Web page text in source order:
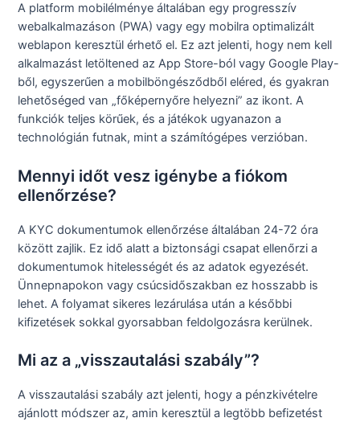
A platform mobilélménye általában egy progresszív
webalkalmazáson (PWA) vagy egy mobilra optimalizált
weblapon keresztül érhető el. Ez azt jelenti, hogy nem kell
alkalmazást letöltened az App Store-ból vagy Google Play-
ből, egyszerűen a mobilböngésződből eléred, és gyakran
lehetőséged van „főképernyőre helyezni” az ikont. A
funkciók teljes körűek, és a játékok ugyanazon a
technológián futnak, mint a számítógépes verzióban.
Mennyi időt vesz igénybe a fiókom
ellenőrzése?
A KYC dokumentumok ellenőrzése általában 24-72 óra
között zajlik. Ez idő alatt a biztonsági csapat ellenőrzi a
dokumentumok hitelességét és az adatok egyezését.
Ünnepnapokon vagy csúcsidőszakban ez hosszabb is
lehet. A folyamat sikeres lezárulása után a későbbi
kifizetések sokkal gyorsabban feldolgozásra kerülnek.
Mi az a „visszautalási szabály”?
A visszautalási szabály azt jelenti, hogy a pénzkivételre
ajánlott módszer az, amin keresztül a legtöbb befizetést